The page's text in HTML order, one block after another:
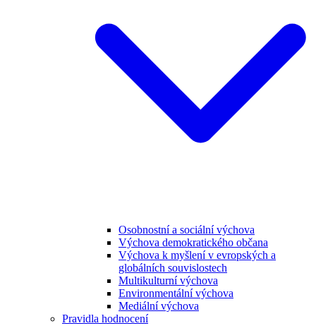
Osobnostní a sociální výchova
Výchova demokratického občana
Výchova k myšlení v evropských a
globálních souvislostech
Multikulturní výchova
Environmentální výchova
Mediální výchova
Pravidla hodnocení